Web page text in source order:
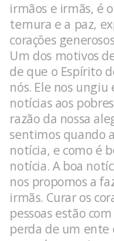
irmãos e irmãs, é
ternura e a paz,
corações
Um dos motivos
de que o Espírito
nós. Ele nos ungiu
notícias aos
razão da nossa
sentimos quando
notícia, e como é
notícia. A boa
nos propomos a
irmãs. Curar os
pessoas estão
perda de um ente